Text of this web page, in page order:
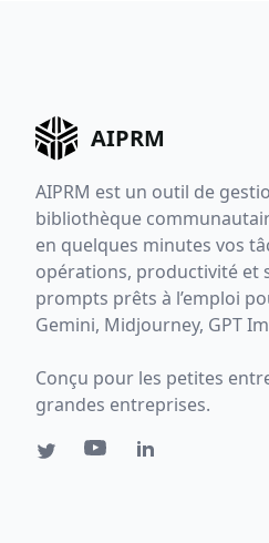
AIPRM
AIPRM est un outil de
bibliothèque
en quelques minutes vos
opérations, productivité et
prompts prêts à l’emploi
Gemini, Midjourney, GPT
Conçu pour les petites
grandes entreprises.